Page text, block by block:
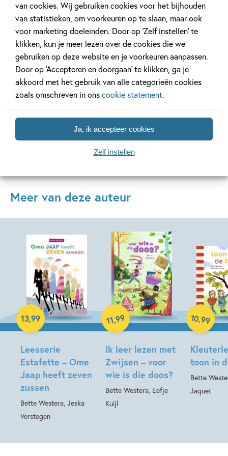
van cookies. Wij gebruiken cookies voor het bijhouden
van statistieken, om voorkeuren op te slaan, maar ook
voor marketing doeleinden. Door op ‘Zelf instellen’ te
klikken, kun je meer lezen over de cookies die we
gebruiken op deze website en je voorkeuren aanpassen.
Door op ‘Accepteren en doorgaan’ te klikken, ga je
akkoord met het gebruik van alle categorieën cookies
zoals omschreven in onscookie statement.
Ja, ik accepteer cookies
Zelf instellen
11 JANUARI 2026
Ons Kinderpanel leest:
‘Marvel Superhelden’
Lees meer
16 JULI 2025
De leukste
vakantie!
Lees meer
Bekijk alle artikelen
Meer van deze auteur
Leesserie
Estafette – Ome
Jaap heeft zeven
zussen
Bette Westera, Jeska
Verstegen
13,99
Hardcover
Ik leer lezen met
Zwijsen – voor
wie is die doos?
Bette Westera, Eefje
Kuijl
11,99
Hardcover
toon in
Bette
Jaquet
10,99
Hardcover